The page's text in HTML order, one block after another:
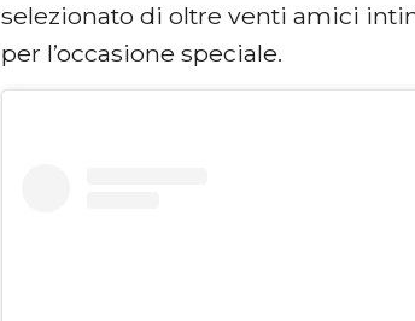
selezionato di oltre venti amici
per l’occasione speciale.